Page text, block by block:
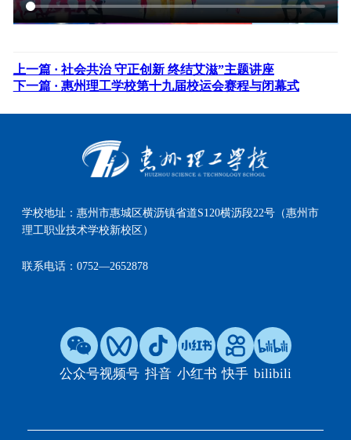
上一篇 · 社会共治 守正创新 终结艾滋”主题讲座
下一篇 · 惠州理工学校第十九届校运会赛程与闭幕式
学校地址：惠州市惠城区横沥镇省道S120横沥段22号（惠州市
理工职业技术学校新校区）
联系电话：0752—2652878
公众号视频号 抖音 小红书 快手 bilibili